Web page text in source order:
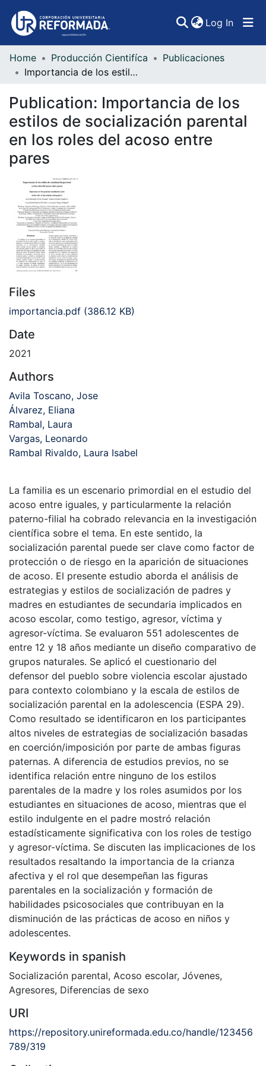
Log In
Communities & Collections
Statistics
Home Producción Cientifíca
Publicaciones
Importancia de los estilos de socialización parental en los roles del acoso entre pares
Publication: Importancia de los
estilos de socialización parental
en los roles del acoso entre
pares
Files
importancia.pdf (386.12 KB)
Date
2021
Authors
Avila Toscano, Jose
Álvarez, Eliana
Rambal, Laura
Vargas, Leonardo
Rambal Rivaldo, Laura Isabel
La familia es un escenario primordial en el estudio del
acoso entre iguales, y particularmente la relación
paterno-filial ha cobrado relevancia en la investigación
científica sobre el tema. En este sentido, la
socialización parental puede ser clave como factor de
protección o de riesgo en la aparición de situaciones
de acoso. El presente estudio aborda el análisis de
estrategias y estilos de socialización de padres y
madres en estudiantes de secundaria implicados en
acoso escolar, como testigo, agresor, víctima y
agresor-víctima. Se evaluaron 551 adolescentes de
entre 12 y 18 años mediante un diseño comparativo de
grupos naturales. Se aplicó el cuestionario del
defensor del pueblo sobre violencia escolar ajustado
para contexto colombiano y la escala de estilos de
socialización parental en la adolescencia (ESPA 29).
Como resultado se identificaron en los participantes
altos niveles de estrategias de socialización basadas
en coerción/imposición por parte de ambas figuras
paternas. A diferencia de estudios previos, no se
identifica relación entre ninguno de los estilos
parentales de la madre y los roles asumidos por los
estudiantes en situaciones de acoso, mientras que el
estilo indulgente en el padre mostró relación
estadísticamente significativa con los roles de testigo
y agresor-víctima. Se discuten las implicaciones de los
resultados resaltando la importancia de la crianza
afectiva y el rol que desempeñan las figuras
parentales en la socialización y formación de
habilidades psicosociales que contribuyan en la
disminución de las prácticas de acoso en niños y
adolescentes.
Keywords in spanish
Socialización parental, Acoso escolar, Jóvenes,
Agresores, Diferencias de sexo
URI
https://repository.unireformada.edu.co/handle/123456
789/319